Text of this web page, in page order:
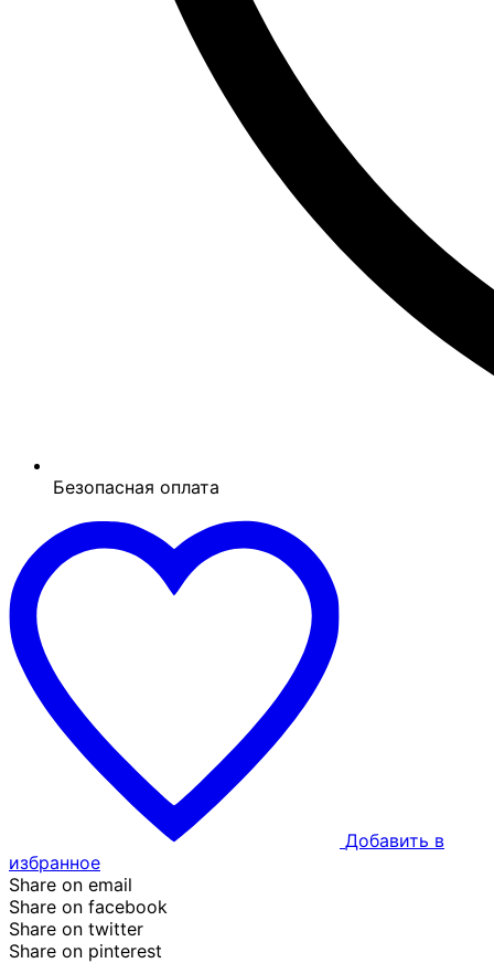
Безопасная оплата
Добавить в
избранное
Share on email
Share on facebook
Share on twitter
Share on pinterest